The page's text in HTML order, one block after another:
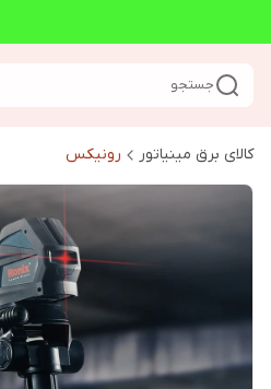
جستجو
کالای برق مینیاتور رونیکس